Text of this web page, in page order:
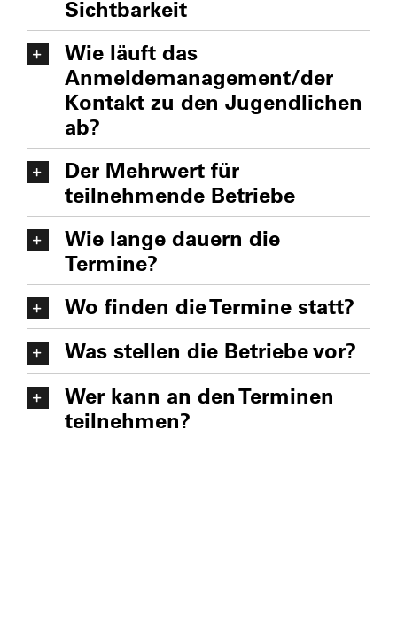
Sichtbarkeit
Wie läuft das
Anmeldemanagement/der
Kontakt zu den Jugendlichen
ab?
Der Mehrwert für
teilnehmende Betriebe
Wie lange dauern die
Termine?
Wo finden die Termine statt?
Was stellen die Betriebe vor?
Wer kann an den Terminen
teilnehmen?